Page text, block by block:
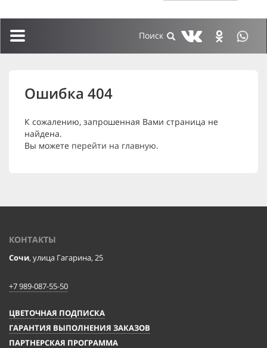
Toggle
Ошибка 404
К сожалению, запрошенная Вами страница не
найдена.
Вы можете перейти на главную.
КОНТАКТЫ
Сочи, улица Гагарина, 25
+7 989-087-55-50
ЦВЕТОЧНАЯ ПОДПИСКА
ГАРАНТИЯ ВЫПОЛНЕНИЯ ЗАКАЗОВ
ПАРТНЕРСКАЯ ПРОГРАММА